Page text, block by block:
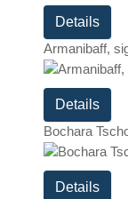
Details
Armanibaff,
Details
Bochara
Details